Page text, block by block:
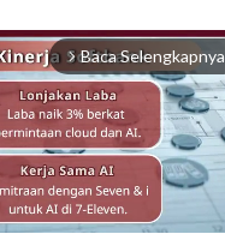
arrow_forward_ios Baca Selengkapnya